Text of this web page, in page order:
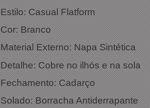
Estilo: Casual Flatform
Cor: Branco
Material Externo: Napa Sintética
Detalhe: Cobre no ilhós e na sola
Fechamento: Cadarço
Solado: Borracha Antiderrapante